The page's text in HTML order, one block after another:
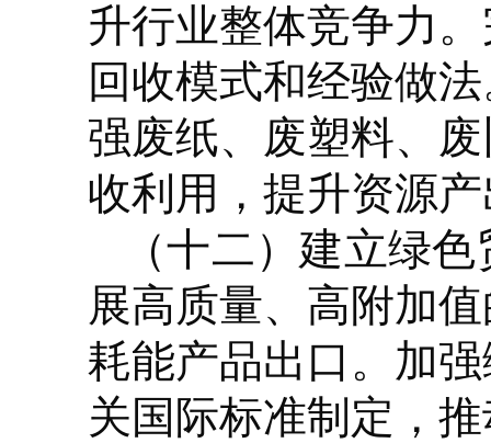
升行业整体竞争力
回收模式和经验做
强废纸、废塑料、
收利用，提升资源
（十二）建立绿
展高质量、高附加
耗能产品出口。加
关国际标准制定，